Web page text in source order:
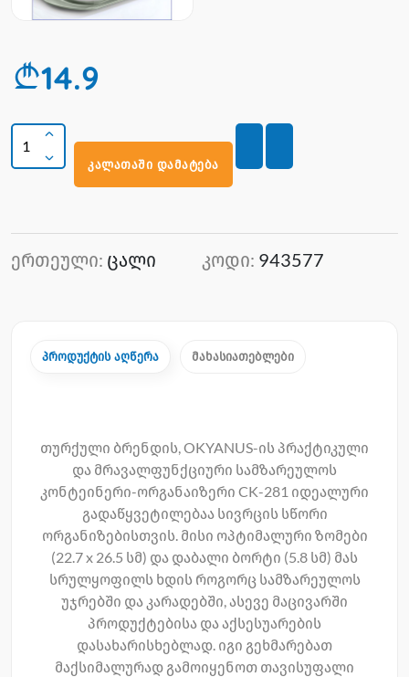
14.9
კალათაში დამატება
ერთეული: ცალი კოდი: 943577
პროდუქტის აღწერა მახასიათებლები
თურქული ბრენდის, OKYANUS-ის პრაქტიკული
და მრავალფუნქციური სამზარეულოს
კონტეინერი-ორგანაიზერი CK-281 იდეალური
გადაწყვეტილებაა სივრცის სწორი
ორგანიზებისთვის. მისი ოპტიმალური ზომები
(22.7 x 26.5 სმ) და დაბალი ბორტი (5.8 სმ) მას
სრულყოფილს ხდის როგორც სამზარეულოს
უჯრებში და კარადებში, ასევე მაცივარში
პროდუქტებისა და აქსესუარების
დასახარისხებლად. იგი გეხმარებათ
მაქსიმალურად გამოიყენოთ თავისუფალი